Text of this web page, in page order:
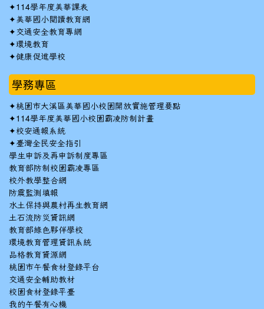
✦114學年度美華課表
✦美華國小閱讀教育網
✦ 交通安全教育專網
✦環境教育
✦健康促進學校
學務專區
✦桃園市大溪區美華國小校園開放實施管理要點
✦114學年度美華國小校園霸凌防制計畫
✦校安通報系統
✦臺灣全民安全指引
學生申訴及再申訴制度專區
教育部防制校園霸凌專區
校外教學整合網
防震監測填報
水土保持與農村再生教育網
土石流防災資訊網
教育部綠色夥伴學校
環境教育管理資訊系統
品格教育資源網
桃園市午餐食材登錄平台
交通安全輔助教材
校園食材登錄平臺
我的午餐有心機